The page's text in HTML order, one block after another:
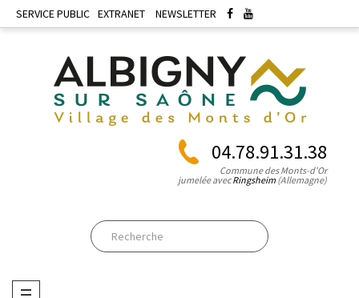
SERVICE PUBLIC EXTRANET NEWSLETTER
04.78.91.31.38
Commune des Monts-d'Or
jumelée avecRingsheim (Allemagne)